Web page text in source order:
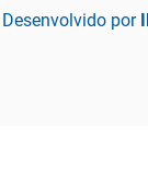
Desenvolvido por